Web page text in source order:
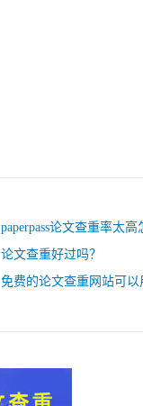
paperpass论文查重率太高
论文查重好过吗？
免费的论文查重网站可以